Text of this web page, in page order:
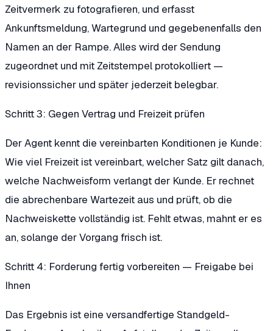
Zeitvermerk zu fotografieren, und erfasst
Ankunftsmeldung, Wartegrund und gegebenenfalls den
Namen an der Rampe. Alles wird der Sendung
zugeordnet und mit Zeitstempel protokolliert —
revisionssicher und später jederzeit belegbar.
Schritt 3: Gegen Vertrag und Freizeit prüfen
Der Agent kennt die vereinbarten Konditionen je Kunde:
Wie viel Freizeit ist vereinbart, welcher Satz gilt danach,
welche Nachweisform verlangt der Kunde. Er rechnet
die abrechenbare Wartezeit aus und prüft, ob die
Nachweiskette vollständig ist. Fehlt etwas, mahnt er es
an, solange der Vorgang frisch ist.
Schritt 4: Forderung fertig vorbereiten — Freigabe bei
Ihnen
Das Ergebnis ist eine versandfertige Standgeld-